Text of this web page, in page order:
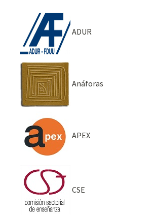
ADUR
Anáforas
APEX
CSE